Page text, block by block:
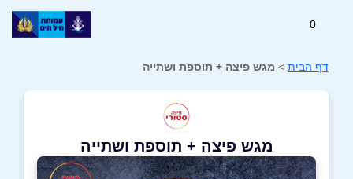
0
דף הבית > מגש פיצה + תוספת ושתייה
מגש פיצה + תוספת ושתייה